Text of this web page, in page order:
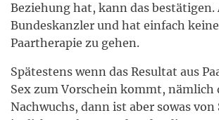
Beziehung hat, kann das bestätigen.
Bundeskanzler und hat einfach
Paartherapie zu gehen.
Spätestens wenn das Resultat aus
Sex zum Vorschein kommt, nämlich
Nachwuchs, dann ist aber sowas von